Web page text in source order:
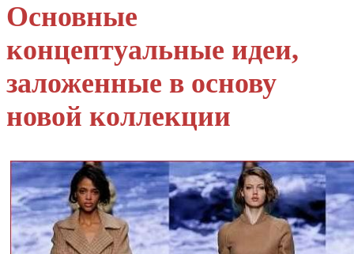
Основные
концептуальные идеи,
заложенные в основу
новой коллекции